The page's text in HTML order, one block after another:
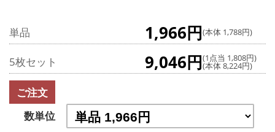
単品 1,966円(本体 1,788円)
5枚セット 9,046円(1点当 1,808円)
(本体 8,224円)
ご注文
数単位